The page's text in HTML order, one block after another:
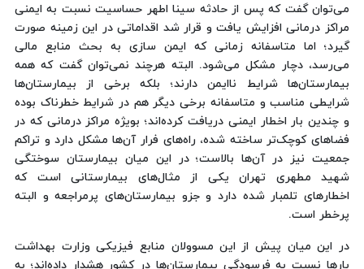
می‌توان گفت که پس از حادثه سینا اطهر حساسیت نسبت به ایمنی
مراکز درمانی افزایش یافت و قرار شد اقداماتی در این زمینه صورت
گیرد؛ اما متاسفانه زمانی که ایمن سازی به بحث منابع مالی
می‌رسد، دچار مشکل می‌شود. البته هرچند نمی‌توان گفت که همه
بیمارستان‌ها شرایط ناایمن دارند؛ بلکه برخی از بیمارستان‌ها
شرایطی مناسب و متاسفانه برخی دیگر هم در شرایط خطرناک بوده
و چندین بار اخطار ایمنی دریافت کرده‌اند؛ بویژه مراکز درمانی که در
فضاهای کوچک‌تر ساخته شده، راه‌های فرار آن‌ها مشکل دارد و تراکم
جمعیت نیز در آن‌ها بالاست؛ در این میان بیمارستان سوختگی
شهید مطهری تهران یکی از مثال‌های بیمارستانی است که
اخطارهای تلمبار شده دارد و جزو بیمارستان‌های پرمراجعه و البته
پرخطر است.
در این میان پیش از این مسوولان منابع فیزیکی وزارت بهداشت
بارها نسبت به فرسودگی بیمارستان‌ها در کشور هشدار داده‌اند؛ به